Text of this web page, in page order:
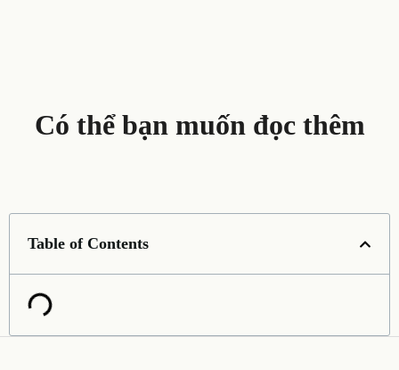
Có thể bạn muốn đọc thêm
Table of Contents